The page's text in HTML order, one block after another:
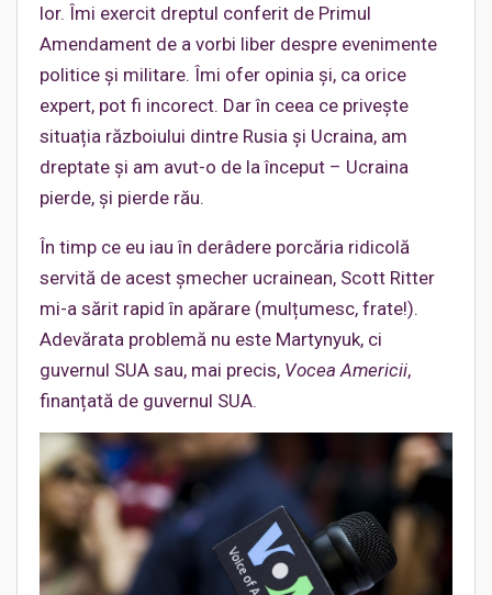
lor. Îmi exercit dreptul conferit de Primul
Amendament de a vorbi liber despre evenimente
politice și militare. Îmi ofer opinia și, ca orice
expert, pot fi incorect. Dar în ceea ce privește
situația războiului dintre Rusia și Ucraina, am
dreptate și am avut-o de la început – Ucraina
pierde, și pierde rău.
În timp ce eu iau în derâdere porcăria ridicolă
servită de acest șmecher ucrainean, Scott Ritter
mi-a sărit rapid în apărare (mulțumesc, frate!).
Adevărata problemă nu este Martynyuk, ci
guvernul SUA sau, mai precis, Vocea Americii,
finanțată de guvernul SUA.